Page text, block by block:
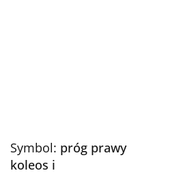
Symbol: próg prawy
koleos i